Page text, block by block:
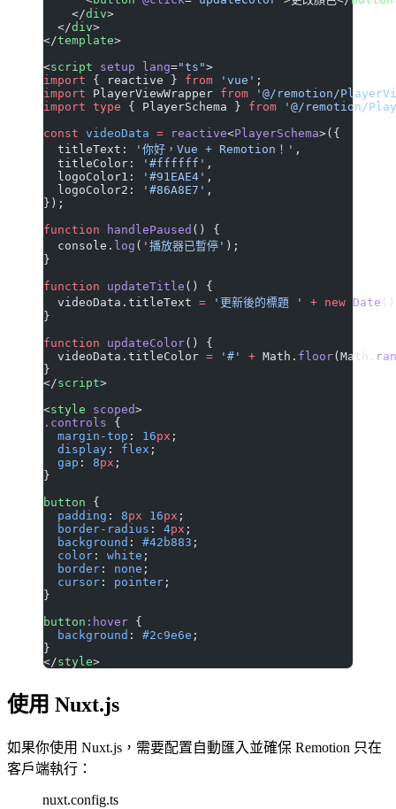
    </
div>
  </
div>
</template>
<script setup lang="ts">
import { reactive } from 'vue' ;
import PlayerViewWrapper from '@/remotion/
import type { PlayerSchema } from '@/remotion/
const videoData = reactive<PlayerSchema>({
  titleText:
'你好，Vue + Remotion！' ,
  titleColor:
'#ffffff' ,
  logoColor1:
'#91EAE4' ,
  logoColor2:
'#86A8E7' ,
});
function handlePaused () {
  console.
log ( '播放器已暫停' );
}
function updateTitle () {
  videoData.titleText
= '更新後的標題 ' + new Date
}
function updateColor() {
  videoData.titleColor
= '#' + Math. floor(Math.
}
</script>
<style scoped>
.controls {
  margin-top
: 16px ;
  display
: flex ;
  gap
: 8px ;
}
button {
  padding
: 8px 16px ;
  border-radius
: 4px ;
  background
: #42b883 ;
  color
: white ;
  border
: none ;
  cursor
: pointer ;
}
button :hover {
  background
: #2c9e6e ;
}
</style>
使用 Nuxt.js
如果你使用 Nuxt.js，需要配置自動匯入並確保 Remotion 只在
客戶端執行：
nuxt.config.ts